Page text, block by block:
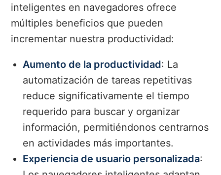
inteligentes en navegadores ofrece
múltiples beneficios que pueden
incrementar nuestra productividad:
Aumento de la productividad: La
automatización de tareas repetitivas
reduce significativamente el tiempo
requerido para buscar y organizar
información, permitiéndonos centrarnos
en actividades más importantes.
Experiencia de usuario personalizada: